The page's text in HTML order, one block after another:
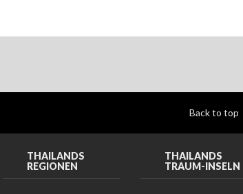
Back to top
THAILANDS
REGIONEN
THAILANDS
TRAUM-INSELN